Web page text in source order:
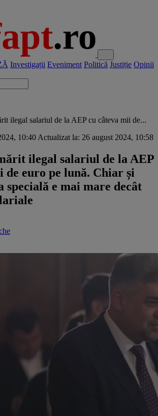
Investigații Eveniment Politică Justiție Opinii
ilegal salariul de la AEP cu câteva mii de...
10:40 Actualizat la: 26 august 2024, 10:58
ilegal salariul de la AEP
de euro pe lună. Chiar și
specială e mai mare decât